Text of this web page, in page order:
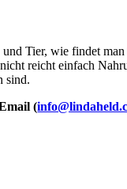
Tier, wie findet
reicht einfach
sind.
(